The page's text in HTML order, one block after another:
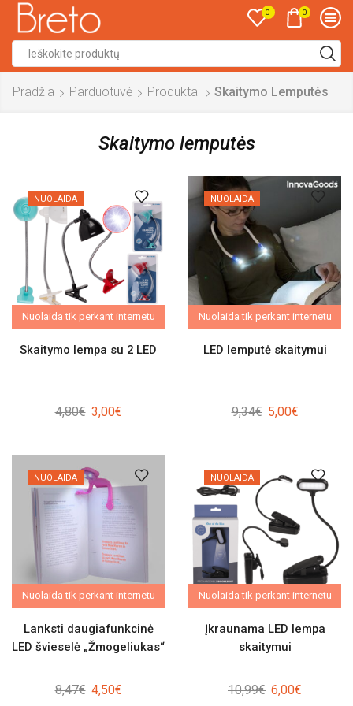
0 0
Pradžia Parduotuvė Produktai Skaitymo Lemputės
Skaitymo lemputės
NUOLAIDA
Nuolaida tik perkant internetu
Skaitymo lempa su 2 LED
4,80€ Original
4,80€.
3,00€Current
3,00€.
NUOLAIDA
Nuolaida tik perkant internetu
LED lemputė skaitymui
9,34€ Original
5,00€Current
5,00€.
NUOLAIDA
Nuolaida tik perkant internetu
Lanksti daugiafunkcinė
LED švieselė „Žmogeliukas“
8,47€ Original
4,50€Current
NUOLAIDA
Nuolaida tik perkant internetu
Įkraunama LED lempa
skaitymui
10,99€ Original
6,00€